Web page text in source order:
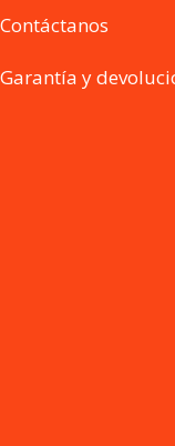
Contáctanos
Garantía y